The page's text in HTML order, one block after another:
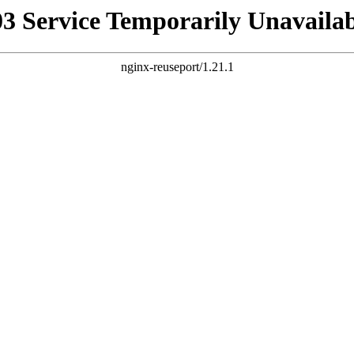
Service Temporarily
nginx-reuseport/1.21.1